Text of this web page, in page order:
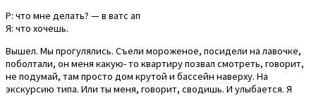
Р: что мне делать? — в ватс ап
Я: что хочешь.
Вышел. Мы прогулялись. Съели мороженое, посидели на лавочке,
поболтали, он меня какую- то квартиру позвал смотреть, говорит,
не подумай, там просто дом крутой и бассейн наверху. На
экскурсию типа. Или ты меня, говорит, сводишь. И улыбается. Я